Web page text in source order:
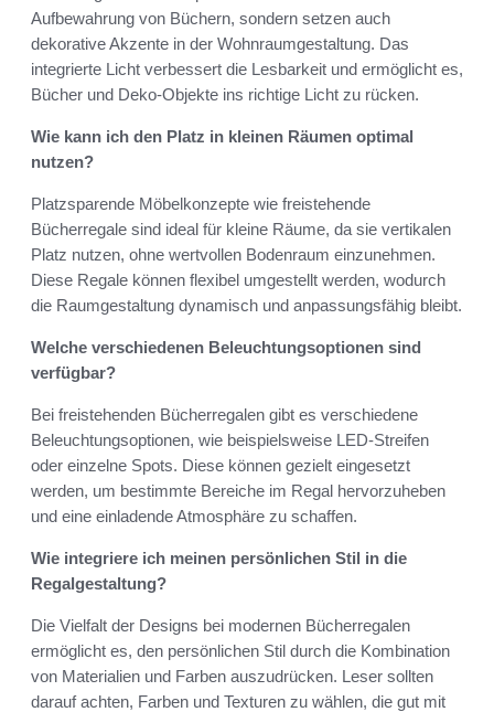
Aufbewahrung von Büchern, sondern setzen auch
dekorative Akzente in der Wohnraumgestaltung. Das
integrierte Licht verbessert die Lesbarkeit und ermöglicht es,
Bücher und Deko-Objekte ins richtige Licht zu rücken.
Wie kann ich den Platz in kleinen Räumen optimal
nutzen?
Platzsparende Möbelkonzepte wie freistehende
Bücherregale sind ideal für kleine Räume, da sie vertikalen
Platz nutzen, ohne wertvollen Bodenraum einzunehmen.
Diese Regale können flexibel umgestellt werden, wodurch
die Raumgestaltung dynamisch und anpassungsfähig bleibt.
Welche verschiedenen Beleuchtungsoptionen sind
verfügbar?
Bei freistehenden Bücherregalen gibt es verschiedene
Beleuchtungsoptionen, wie beispielsweise LED-Streifen
oder einzelne Spots. Diese können gezielt eingesetzt
werden, um bestimmte Bereiche im Regal hervorzuheben
und eine einladende Atmosphäre zu schaffen.
Wie integriere ich meinen persönlichen Stil in die
Regalgestaltung?
Die Vielfalt der Designs bei modernen Bücherregalen
ermöglicht es, den persönlichen Stil durch die Kombination
von Materialien und Farben auszudrücken. Leser sollten
darauf achten, Farben und Texturen zu wählen, die gut mit